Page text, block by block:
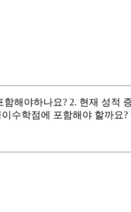
해야하나요? 2. 현재 성적
수학점에 포함해야 할까요